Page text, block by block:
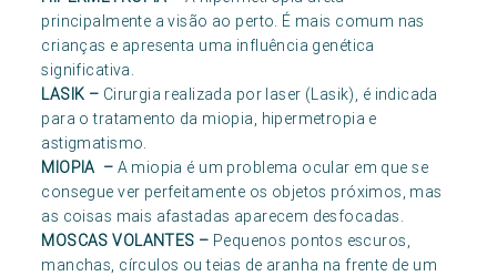
principalmente a visão ao perto. É mais comum nas
crianças e apresenta uma influência genética
significativa.
LASIK – Cirurgia realizada por laser (Lasik), é indicada
para o tratamento da miopia, hipermetropia e
astigmatismo.
MIOPIA – A miopia é um problema ocular em que se
consegue ver perfeitamente os objetos próximos, mas
as coisas mais afastadas aparecem desfocadas.
MOSCAS VOLANTES – Pequenos pontos escuros,
manchas, círculos ou teias de aranha na frente de um